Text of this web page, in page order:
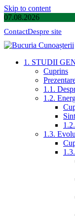
Skip to content
07.08.2026
ContactDespre site
1. STUDII
Cuprins
1.1.
1.2.
1.3.